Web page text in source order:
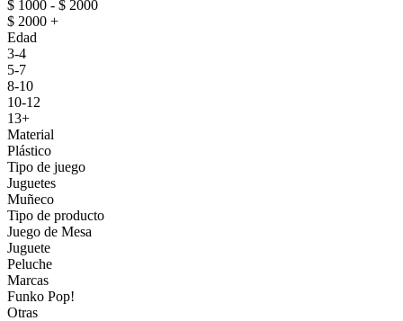
$ 1000 - $ 2000
$ 2000 +
Edad
3-4
5-7
8-10
10-12
13+
Material
Plástico
Tipo de juego
Juguetes
Muñeco
Tipo de producto
Juego de Mesa
Juguete
Peluche
Marcas
Funko Pop!
Otras